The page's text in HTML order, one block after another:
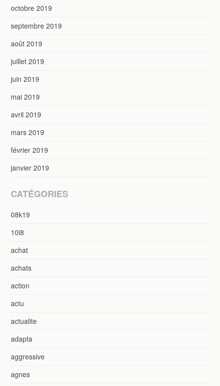
octobre 2019
septembre 2019
août 2019
juillet 2019
juin 2019
mai 2019
avril 2019
mars 2019
février 2019
janvier 2019
CATÉGORIES
08k19
10i8
achat
achats
action
actu
actualite
adapta
aggressive
agnes